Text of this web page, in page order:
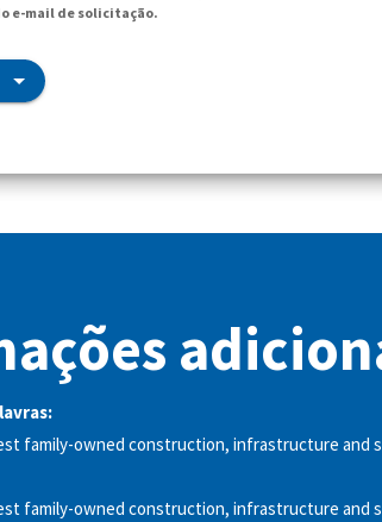
e-mail de solicitação.
family-owned construction, infrastructure and
family-owned construction, infrastructure and